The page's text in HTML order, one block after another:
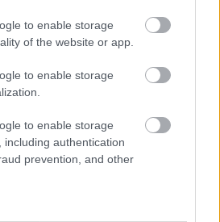
to enable storage
of the website or app.
to enable storage
to enable storage
including authentication
prevention, and other
Most, hogy már
érintő kérdésekbe - jó
kezdeményezés, aminek az
vagy. A WOM Hungary éppen
megteremteni a
női szereplők között. Hogy